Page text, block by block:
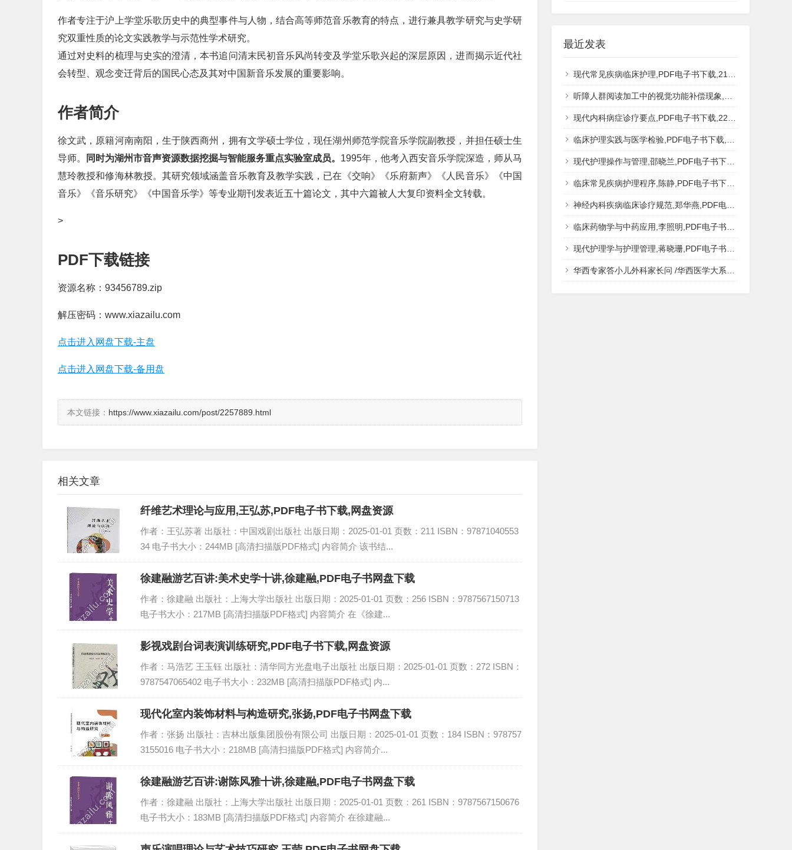
作者专注于沪上学堂乐歌历史中的典型事件与人物，结合高等师范音乐教育的特点，进行兼具教学研究与史学研
究双重性质的论文实践教学与示范性学术研究。
通过对史料的梳理与史实的澄清，本书追问清末民初音乐风尚转变及学堂乐歌兴起的深层原因，进而揭示近代社
会转型、观念变迁背后的国民心态及其对中国新音乐发展的重要影响。
作者简介
徐文武，原籍河南南阳，生于陕西商州，拥有文学硕士学位，现任湖州师范学院音乐学院副教授，并担任硕士生
导师。
同时为湖州市音声资源数据挖掘与智能服务重点实验室成员。 1995年，他考入西安音乐学院深造，师从马
慧玲教授和修海林教授。其研究领域涵盖音乐教育及教学实践，已在《交响》《乐府新声》《人民音乐》《中国
音乐》《音乐研究》《中国音乐学》等专业期刊发表近五十篇论文，其中六篇被人大复印资料全文转载。
>
PDF下载链接
资源名称：93456789.zip
解压密码：www.xiazailu.com
点击进入网盘下载-主盘
点击进入网盘下载-备用盘
本文链接： https://www.xiazailu.com/post/2257889.html
相关文章
纤维艺术理论与应用,王弘苏,PDF电子书下载,网盘资源
作者：王弘苏著 出版社：中国戏剧出版社 出版日期：2025-01-01 页数：211 ISBN：97871040553
34 电子书大小：244MB [高清扫描版PDF格式] 内容简介 该书结...
徐建融游艺百讲:美术史学十讲,徐建融,PDF电子书网盘下载
作者：徐建融 出版社：上海大学出版社 出版日期：2025-01-01 页数：256 ISBN：9787567150713
电子书大小：217MB [高清扫描版PDF格式] 内容简介 在《徐建...
影视戏剧台词表演训练研究,PDF电子书下载,网盘资源
作者：马浩艺 王玉钰 出版社：清华同方光盘电子出版社 出版日期：2025-01-01 页数：272 ISBN：
9787547065402 电子书大小：232MB [高清扫描版PDF格式] 内...
现代化室内装饰材料与构造研究,张扬,PDF电子书网盘下载
作者：张扬 出版社：吉林出版集团股份有限公司 出版日期：2025-01-01 页数：184 ISBN：978757
3155016 电子书大小：218MB [高清扫描版PDF格式] 内容简介...
徐建融游艺百讲:谢陈风雅十讲,徐建融,PDF电子书网盘下载
作者：徐建融 出版社：上海大学出版社 出版日期：2025-01-01 页数：261 ISBN：9787567150676
电子书大小：183MB [高清扫描版PDF格式] 内容简介 在徐建融...
最近发表
现代常见疾病临床护理,PDF电子书下载,217MB,网盘资源
听障人群阅读加工中的视觉功能补偿现象,秦钊,PDF电子书下载,网盘资源
现代内科病症诊疗要点,PDF电子书下载,223MB,网盘资源
临床护理实践与医学检验,PDF电子书下载,193MB,网盘资源
现代护理操作与管理,邵晓兰,PDF电子书下载,242MB,网盘资源
临床常见疾病护理程序,陈静,PDF电子书下载,185MB,网盘资源
神经内科疾病临床诊疗规范,郑华燕,PDF电子书下载,188MB,网盘资源
临床药物学与中药应用,李照明,PDF电子书下载,202MB,网盘资源
现代护理学与护理管理,蒋晓珊,PDF电子书下载,223MB,网盘资源
华西专家答小儿外科家长问 /华西医学大系?医学科普,PDF电子书网盘下载